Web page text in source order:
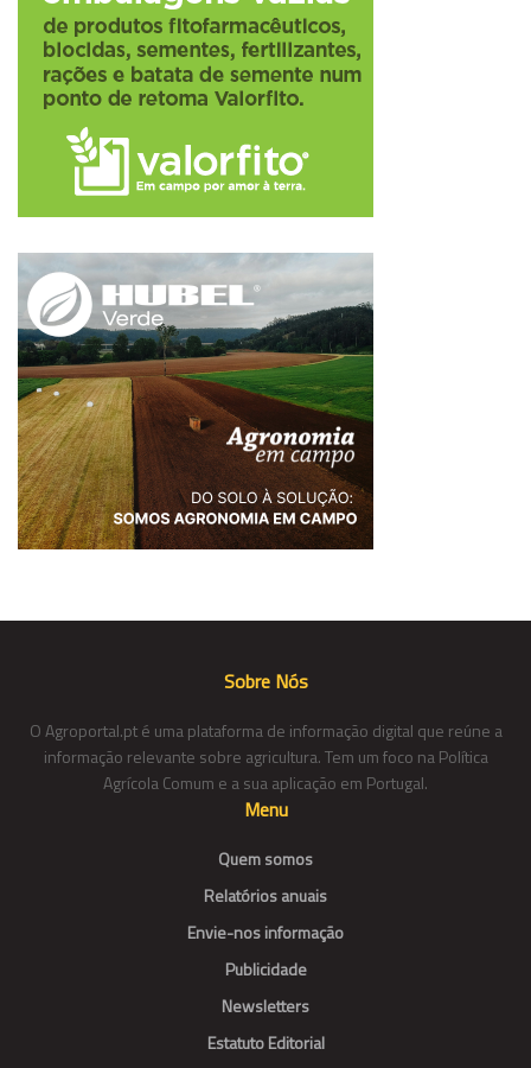
Sobre Nós
O Agroportal.pt é uma plataforma de informação digital que reúne a
informação relevante sobre agricultura. Tem um foco na Política
Agrícola Comum e a sua aplicação em Portugal.
Menu
Quem somos
Relatórios anuais
Envie-nos informação
Publicidade
Newsletters
Estatuto Editorial